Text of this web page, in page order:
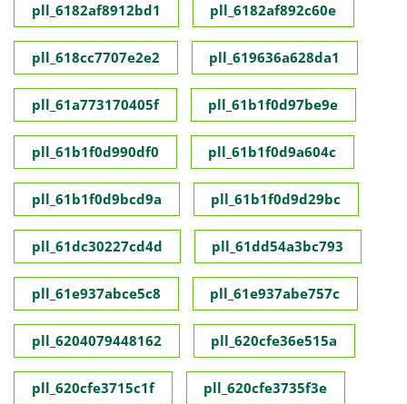
pll_6182af8912bd1 pll_6182af892c60e
pll_618cc7707e2e2 pll_619636a628da1
pll_61a773170405f pll_61b1f0d97be9e
pll_61b1f0d990df0 pll_61b1f0d9a604c
pll_61b1f0d9bcd9a pll_61b1f0d9d29bc
pll_61dc30227cd4d pll_61dd54a3bc793
pll_61e937abce5c8 pll_61e937abe757c
pll_6204079448162 pll_620cfe36e515a
pll_620cfe3715c1f pll_620cfe3735f3e